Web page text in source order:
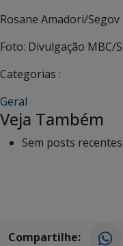
Rosane Amadori/Segov
Foto: Divulgação MBC/
Categorias :
Geral
Veja Também
Sem posts
Compartilhe: